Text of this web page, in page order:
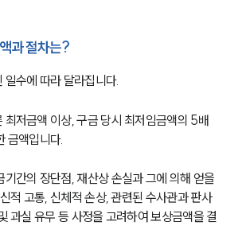
그룹소개
과 절차는?
일수에 따라 달라집니다.
최저금액 이상, 구금 당시 최저임금액의 5배
금액입니다.
기간의 장단점, 재산상 손실과 그에 의해 얻을
적 고통, 신체적 손상, 관련된 수사관과 판사
과실 유무 등 사정을 고려하여 보상금액을 결